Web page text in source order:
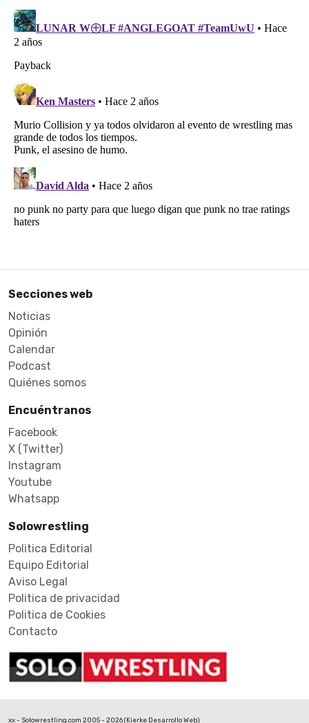
Secciones web
Noticias
Opinión
Calendar
Podcast
Quiénes somos
Encuéntranos
Facebook
X (Twitter)
Instagram
Youtube
Whatsapp
Solowrestling
Politica Editorial
Equipo Editorial
Aviso Legal
Politica de privacidad
Politica de Cookies
Contacto
xx - Solowrestling.com 2005 - 2026 (Kierke Desarrollo Web)